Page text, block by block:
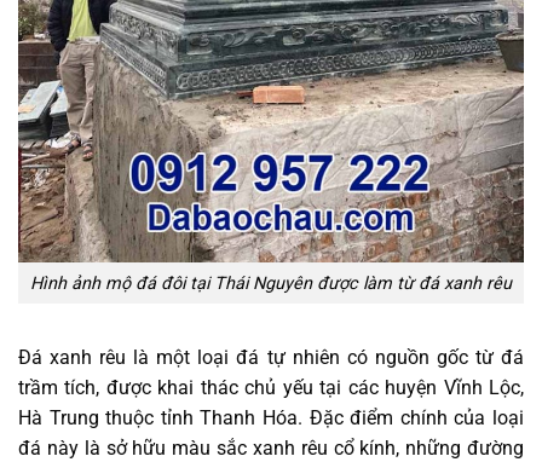
Hình ảnh mộ đá đôi tại Thái Nguyên được làm từ đá xanh rêu
Đá xanh rêu là một loại đá tự nhiên có nguồn gốc từ đá
trầm tích, được khai thác chủ yếu tại các huyện Vĩnh Lộc,
Hà Trung thuộc tỉnh Thanh Hóa. Đặc điểm chính của loại
đá này là sở hữu màu sắc xanh rêu cổ kính, những đường